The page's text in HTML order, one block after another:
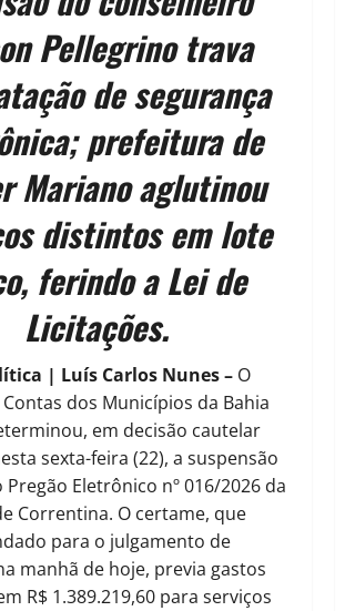
Pellegrino trava
de segurança
prefeitura de
Mariano aglutinou
distintos em lote
ferindo a Lei de
Licitações.
| Luís Carlos Nunes – O
dos Municípios da Bahia
em decisão cautelar
sexta-feira (22), a suspensão
Eletrônico nº 016/2026 da
Correntina. O certame, que
para o julgamento de
manhã de hoje, previa gastos
R$ 1.389.219,60 para serviços